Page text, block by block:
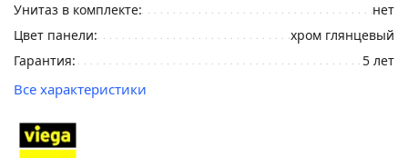
Унитаз в комплекте:
нет
Цвет панели:
хром глянцевый
Гарантия:
5 лет
Все характеристики